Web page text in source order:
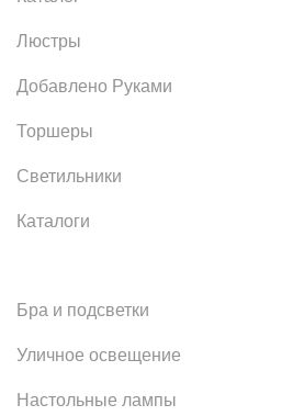
Люстры
Добавлено Руками
Торшеры
Светильники
Каталоги
Бра и подсветки
Уличное освещение
Настольные лампы